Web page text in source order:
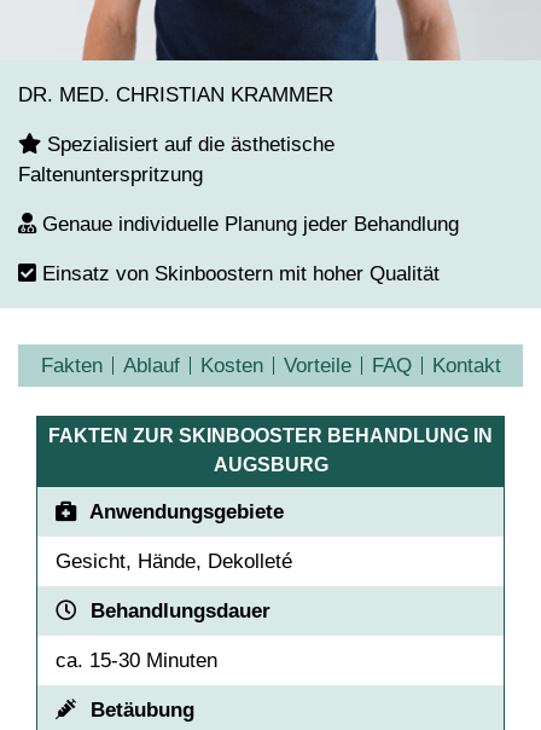
DR. MED. CHRISTIAN KRAMMER
Spezialisiert auf die ästhetische
Faltenunterspritzung
Genaue individuelle Planung jeder Behandlung
Einsatz von Skinboostern mit hoher Qualität
Fakten Ablauf Kosten Vorteile FAQ Kontakt
FAKTEN ZUR SKINBOOSTER BEHANDLUNG IN
AUGSBURG
Anwendungsgebiete
Gesicht, Hände, Dekolleté
Behandlungsdauer
ca. 15-30 Minuten
Betäubung